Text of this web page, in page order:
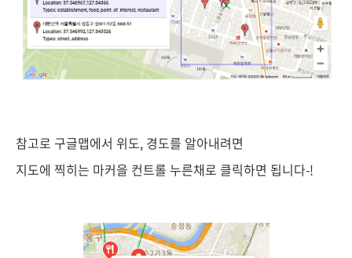
참고로 구글맵에서 위도, 경도를 알아내려면
지도에 찍히는 마커을 컨트롤 누른채로 클릭하면 됩니다-!